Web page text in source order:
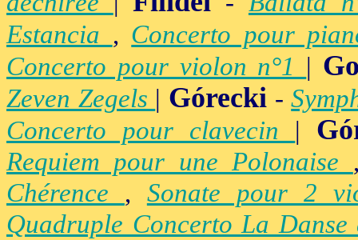
Estancia , Concerto pour
Concerto pour violon n°1 |
Zeven Zegels | Górecki-
Concerto pour clavecin |
Requiem pour une Polonaise
Chérence , Sonate pour 2
Quadruple Concerto La